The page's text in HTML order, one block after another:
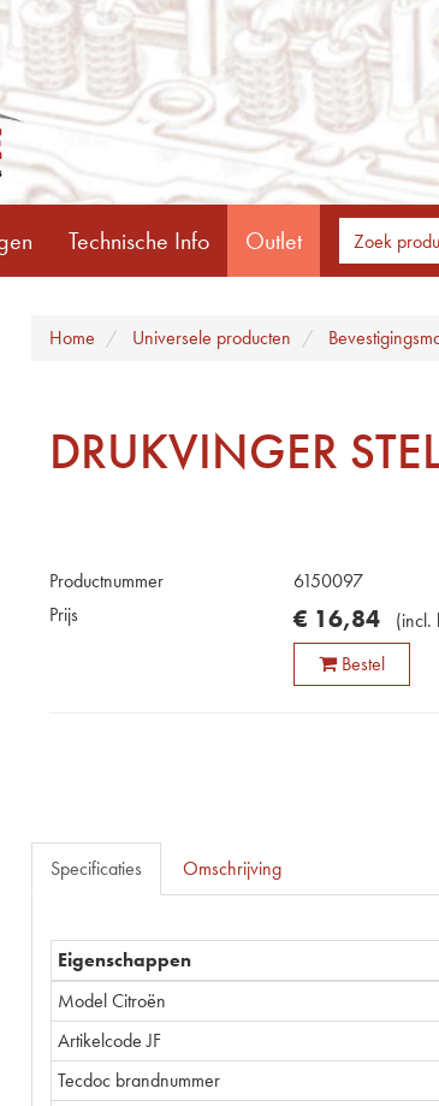
Technische Info Outlet
Home Universele producten
DRUKVINGER
Productnummer
6150097
Prijs
€ 16,84 (incl.
Bestel
Specificaties Omschrijving
Eigenschappen
Model Citroën
Artikelcode JF
Tecdoc brandnummer